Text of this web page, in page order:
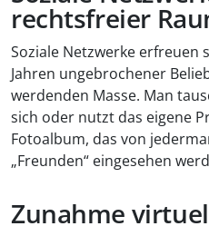
rechtsfreier
Soziale Netzwerke erfreuen
Jahren ungebrochener
werdenden Masse. Man
sich oder nutzt das eigene
Fotoalbum, das von
„Freunden“ eingesehen
Zunahme